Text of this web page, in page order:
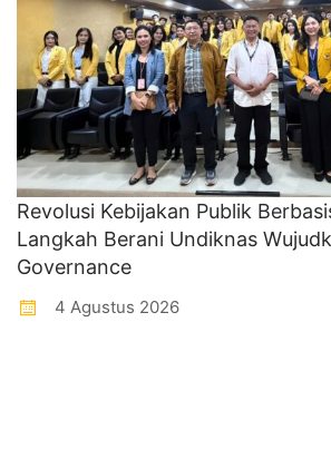
Revolusi Kebijakan Publik
Langkah Berani Undiknas
Governance
4 Agustus 2026